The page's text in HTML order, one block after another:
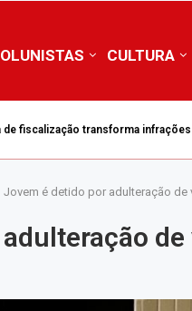
CULTURA
de fiscalização transforma
nega recurso da Prefeitura de
Jovem é detido por adulteração de